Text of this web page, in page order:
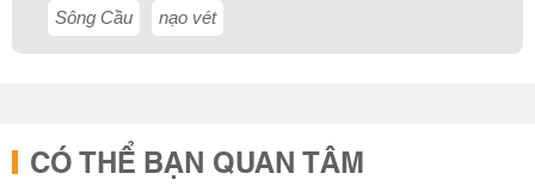
Sông Cầu nạo vét
CÓ THỂ BẠN QUAN TÂM